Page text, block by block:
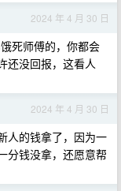
2024 年 4 月 30 日
死师傅的，你都会
还没回报，这看人
2024 年 4 月 30 日
人的钱拿了，因为一
分钱没拿，还愿意帮